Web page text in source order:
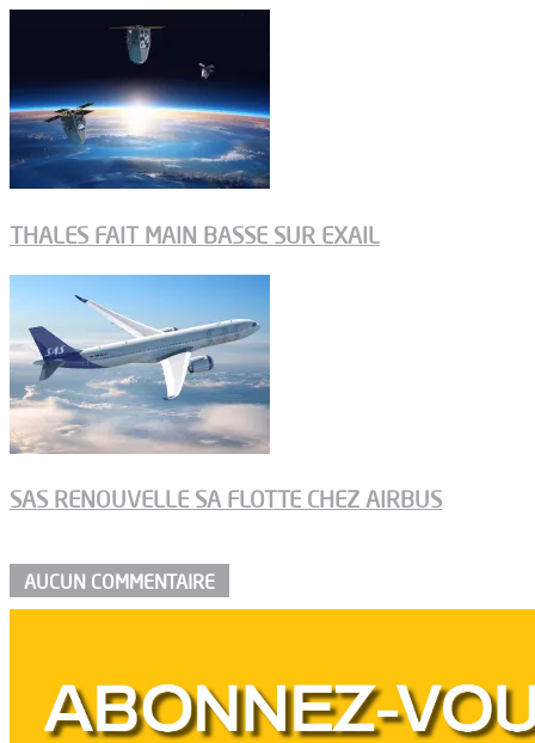
THALES FAIT MAIN BASSE SUR EXAIL
SAS RENOUVELLE SA FLOTTE CHEZ AIRBUS
AUCUN COMMENTAIRE